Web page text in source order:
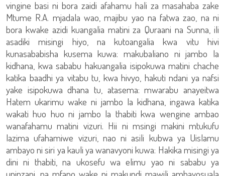
vingine basi ni bora zaidi afahamu hali za masahaba zake
Mtume R.A. mjadala wao, majibu yao na fatwa zao, na ni
bora kwake azidi kuangalia matini za Quraani na Sunna, ili
asadiki misingi hiyo, na kutoangalia kwa vitu hivi
kunasababisha kusema kuwa: makubaliano ni jambo la
kidhana, kwa sababu hakuangalia isipokuwa matini chache
katika baadhi ya vitabu tu, kwa hivyo, hakuti ndani ya nafsi
yake isipokuwa dhana tu, atasema: mwarabu anayeitwa
Hatem ukarimu wake ni jambo la kidhana, ingawa katika
wakati huo huo ni jambo la thabiti kwa wengine ambao
wanafahamu matini vizuri. Hii ni msingi makini mtukufu
lazima ufahamiwe vizuri, nao ni asili kubwa ya Uislamu
ambayo ni siri ya kauli ya wanavyoni kuwa: Hakika misingi ya
dini ni thabiti, na ukosefu wa elimu yao ni sababu ya